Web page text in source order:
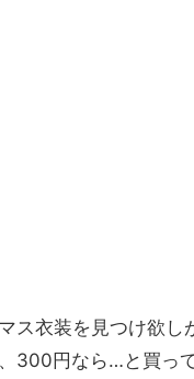
ス衣装を見つけ欲し
300円なら…と買って